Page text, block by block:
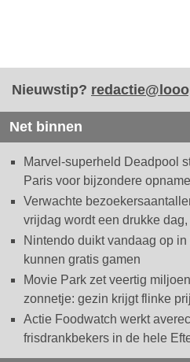
Nieuwstip?
Net binnen
Marvel-superheld Deadpool
Paris voor bijzondere
Verwachte
vrijdag wordt een drukke
Nintendo duikt vandaag op
kunnen gratis gamen
Movie Park zet veertig
zonnetje: gezin krijgt flinke
Actie Foodwatch werkt
frisdrankbekers in de hele